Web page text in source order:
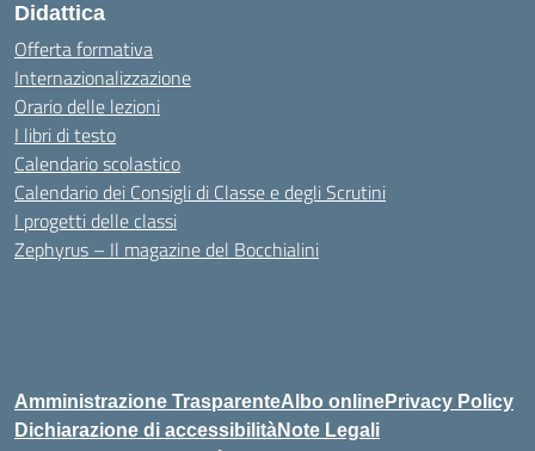
Didattica
Offerta formativa
Internazionalizzazione
Orario delle lezioni
I libri di testo
Calendario scolastico
Calendario dei Consigli di Classe e degli Scrutini
I progetti delle classi
Zephyrus – Il magazine del Bocchialini
Amministrazione TrasparenteAlbo onlinePrivacy Policy
Dichiarazione di accessibilitàNote Legali